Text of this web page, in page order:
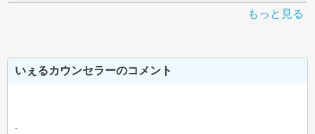
もっと見る
いぇるカウンセラーのコメント
-